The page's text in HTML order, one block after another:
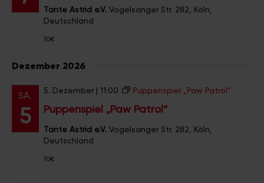
Tante Astrid e.V. Vogelsanger Str. 282, Köln,
Deutschland
10€
Dezember 2026
SA.
5 Puppenspiel „Paw Patrol“
5. Dezember | 11:00 Puppenspiel „Paw Patrol“
Tante Astrid e.V. Vogelsanger Str. 282, Köln,
Deutschland
10€